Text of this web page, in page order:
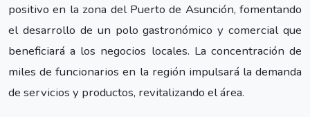
positivo en la zona del Puerto de Asunción, fomentando
el desarrollo de un polo gastronómico y comercial que
beneficiará a los negocios locales. La concentración de
miles de funcionarios en la región impulsará la demanda
de servicios y productos, revitalizando el área.